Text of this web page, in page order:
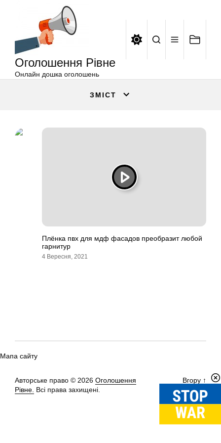
Оголошення Рівне
Онлайн дошка оголошень
ЗМІСТ
Плёнка пвх для мдф фасадов преобразит любой
гарнитур
4 Вересня, 2021
Мапа сайту
Авторське право © 2026 Оголошення
Рівне. Всі права захищені.
Вгору ↑